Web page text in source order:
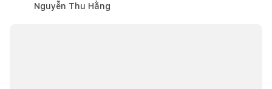
Nguyễn Thu Hằng